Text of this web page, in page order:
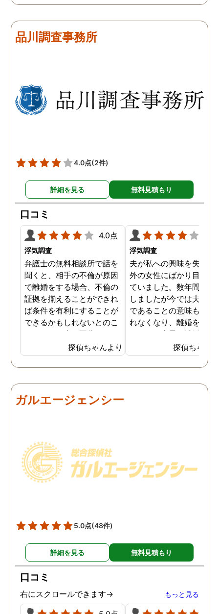
私の想像通り女と頻繁に会
た。さらに探偵が入手した
証拠から二人が肉体関係を
私が夫を疑うだけでは夫の
不倫の実態を知ることがで
きませんでしたので、真相
日は簡単に決めることが
果、妻が男友達と食事だ
した。想像以上に妻の浮
の状態が酷かったので、
然としてしまいました。
品川調査事務所
4.0点(2件)
詳細を見る 無料見積もり
口コミ
4.0点
浮気調査
弁護士の無料相談所で話を
聞くと、相手の不倫が原因
で離婚をする場合、不倫の
証拠を揃えることができれ
ば条件を有利にすることが
できるかもしれないとのこ
とでした。夫が不倫をして
いるのは確実なのですが、
私の証言だけでは効力が弱
いようです。弁護士のアド
の証拠を集めてもらうこと
にしました。夫は私への関
とはしょっちゅうです。次
の休みも休日出勤と称して
家を空けているので、この
日に証拠集めをお願いしま
と会い、そのまま夜まで過
間もラブホテルの利用もし
たようで、たった一日で不
倫の証拠を揃えることがで
きました。
探偵ちゃんより
浮気調査
夫が私への興味を失くし
外の女性にばかり目を向
ていました。数年間は我
しましたが今では夫と夫
であることの意味も感じ
れなくなり、離婚を決意
ました。素早く離婚を成
させるためには夫の不倫
証拠を手に入れることが
っ取り早く、探偵に調査
行動パターンを伝え、予
必要な不倫の証拠も手に
れることができました。
探偵ちゃん
ガルエージェンシー
5.0点(48件)
詳細を見る 無料見積もり
口コミ
右にスクロールできます→ もっと見る